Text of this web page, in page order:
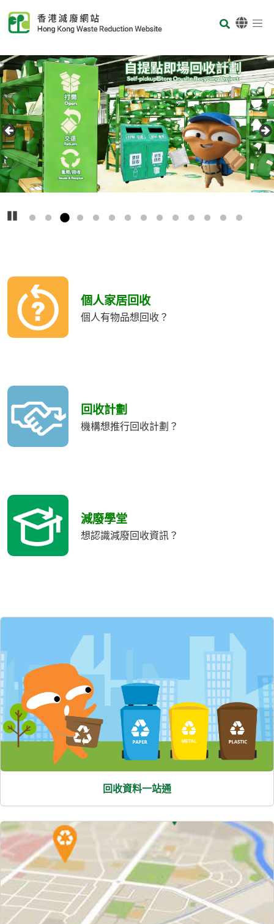
Body
首頁
播放
Carousel Item
Text
個人家居回收
個人有物品想回收？
回收計劃
機構想推行回收計劃？
減廢學堂
想認識減廢回收資訊？
回收資料一站通